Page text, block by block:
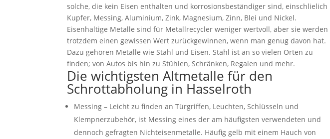
solche, die kein Eisen enthalten und korrosionsbeständiger sind, einschlielich
Kupfer, Messing, Aluminium, Zink, Magnesium, Zinn, Blei und Nickel.
Eisenhaltige Metalle sind für Metallrecycler weniger wertvoll, aber sie werden
trotzdem einen gewissen Wert zurückgewinnen, wenn man genug davon hat.
Dazu gehören Metalle wie Stahl und Eisen. Stahl ist an so vielen Orten zu
finden; von Autos bis hin zu Stühlen, Schränken, Regalen und mehr.
Die wichtigsten Altmetalle für den
Schrottabholung in Hasselroth
Messing – Leicht zu finden an Türgriffen, Leuchten, Schlüsseln und
Klempnerzubehör, ist Messing eines der am häufigsten verwendeten und
dennoch gefragten Nichteisenmetalle. Häufig gelb mit einem Hauch von